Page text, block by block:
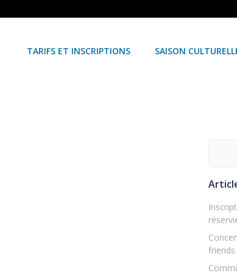
TARIFS ET INSCRIPTIONS SAISON